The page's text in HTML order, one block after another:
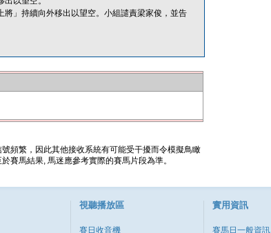
」持續向外移出以望空。小組譴責梁家俊，並告
頻繁，因此其他接收系統有可能受干擾而令模擬鳥瞰
賽馬結果, 馬迷應參考實際的賽馬片段為準。
視聽播放區
賽日收音機
實用資訊
賽馬日一般資訊